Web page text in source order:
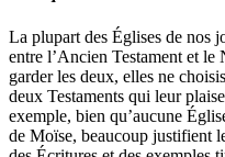
La plupart des Églises de nos
entre l’Ancien Testament et le
garder les deux, elles ne
deux Testaments qui leur
exemple, bien qu’aucune
de Moïse, beaucoup justifient